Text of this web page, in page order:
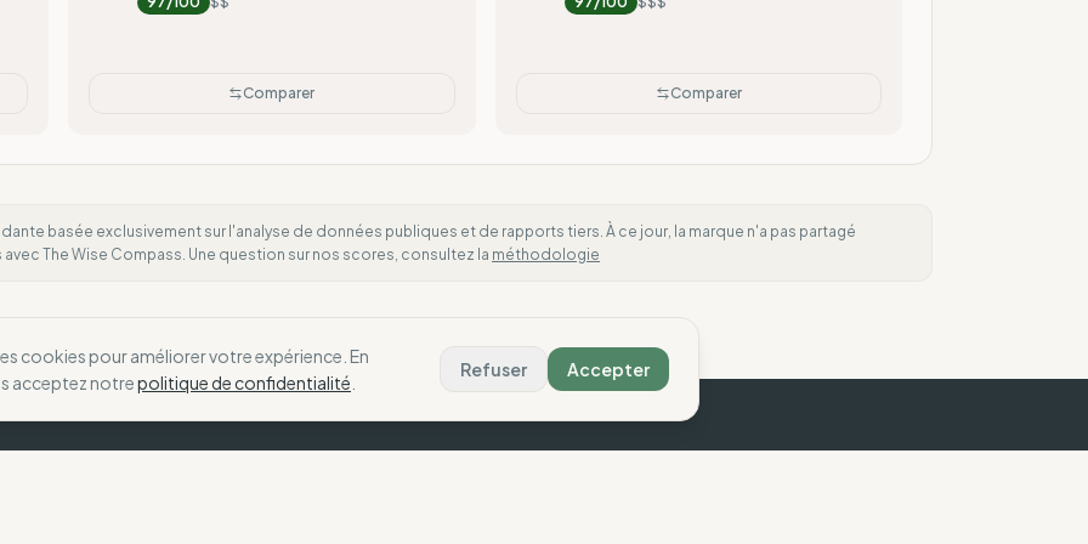
cookies pour améliorer votre expérience. En
acceptez notrepolitique de confidentialité
Refuser Accepter
Comparer Comparer
basée exclusivement sur l'analyse de données publiques et de rapports tiers. À ce jour, la marque n'a pas partagé
The Wise Compass. Une question sur nos scores, consultez la méthodologie